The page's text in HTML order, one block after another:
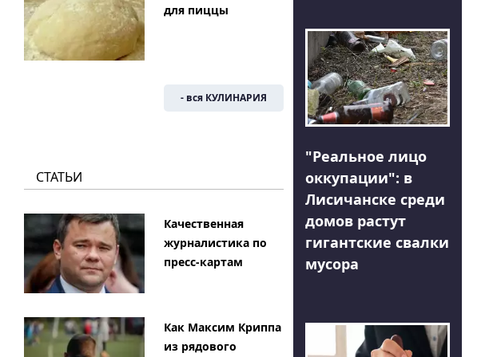
для пиццы
- вся КУЛИНАРИЯ
СТАТЬИ
Качественная
журналистика по
пресс-картам
Как Максим Криппа
из рядового
"Реальное лицо
оккупации": в
Лисичанске среди
домов растут
гигантские свалки
мусора